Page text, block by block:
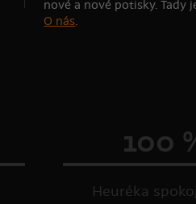
nové a nové potisky. Tady
O nás.
100
Heuréka